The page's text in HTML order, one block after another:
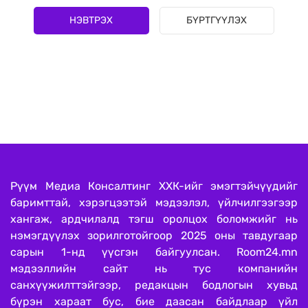
НЭВТРЭХ БҮРТГҮҮЛЭХ
Рүүм Медиа Консалтинг ХХК-ийг эмэгтэйчүүдийг
баримттай, хэрэгцээтэй мэдээлэл, үйлчилгээгээр
хангаж, ардчилалд тэгш оролцох боломжийг нь
нэмэгдүүлэх зорилготойгоор 2025 оны тавдугаар
сарын 1-нд үүсгэн байгуулсан. Room24.mn
мэдээллийн сайт нь тус компанийн
санхүүжилттэйгээр, редакцын бодлогын хувьд
бүрэн хараат бус, бие даасан байдлаар үйл